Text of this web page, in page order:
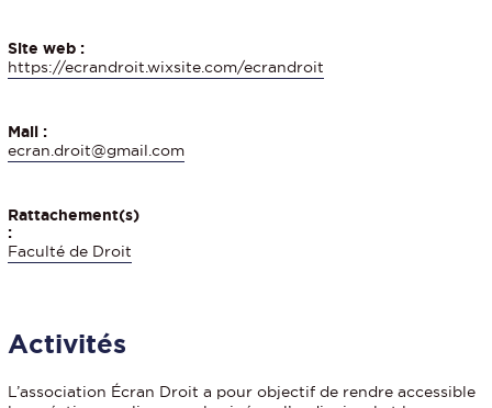
Site web :
https://ecrandroit.wixsite.com/ecrandroit
Mail :
ecran.droit@gmail.com
Rattachement(s)
:
Faculté de Droit
Activités
L’association Écran Droit a pour objectif de rendre accessible